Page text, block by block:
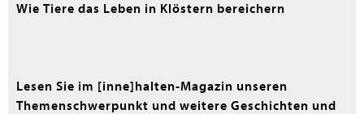
Wie Tiere das Leben in Klöstern bereichern
Lesen Sie im [inne]halten-Magazin unseren
Themenschwerpunkt und weitere Geschichten und